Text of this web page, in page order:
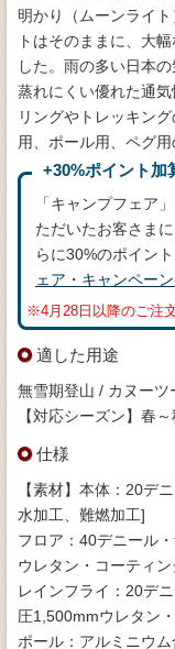
明かり（ムーンライ
トはそのままに、大
した。雨の多い日本
蒸れにくい優れた通
リングやトレッキン
用、ポール用、ペグ
+30%ポイント加
「キャンプフェア
ただいたお客さま
らに30%のポイン
ェア・キャンペーン
※4月28日以降のご注
適した用途
無雪期登山 / カヌー
【対応シーズン】春～
仕様
【素材】本体：20デ
水加工、難燃加工]
フロア：40デニール
ウレタン・コーティ
レインフライ：20デ
圧1,500mmウレタン
ポール：アルミニウ